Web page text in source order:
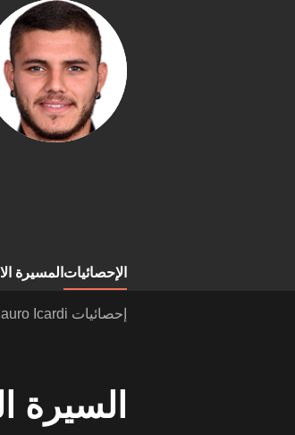
الإحصائيات المسيرة
إحصائيات Mauro Icardi
السيرة